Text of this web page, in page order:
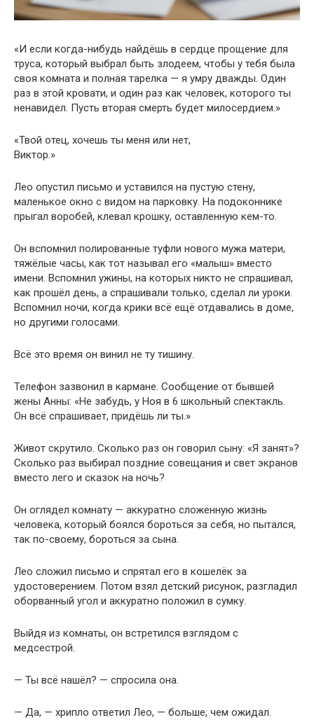
«И если когда-нибудь найдёшь в сердце прощение для
труса, который выбрал быть злодеем, чтобы у тебя была
своя комната и полная тарелка — я умру дважды. Один
раз в этой кровати, и один раз как человек, которого ты
ненавидел. Пусть вторая смерть будет милосердием.»
«Твой отец, хочешь ты меня или нет,
Виктор.»
Лео опустил письмо и уставился на пустую стену,
маленькое окно с видом на парковку. На подоконнике
прыгал воробей, клевал крошку, оставленную кем-то.
Он вспомнил полированные туфли нового мужа матери,
тяжёлые часы, как тот называл его «малыш» вместо
имени. Вспомнил ужины, на которых никто не спрашивал,
как прошёл день, а спрашивали только, сделал ли уроки.
Вспомнил ночи, когда крики всё ещё отдавались в доме,
но другими голосами.
Всё это время он винил не ту тишину.
Телефон зазвонил в кармане. Сообщение от бывшей
жены Анны: «Не забудь, у Ноя в 6 школьный спектакль.
Он всё спрашивает, придёшь ли ты.»
Живот скрутило. Сколько раз он говорил сыну: «Я занят»?
Сколько раз выбирал поздние совещания и свет экранов
вместо лего и сказок на ночь?
Он оглядел комнату — аккуратно сложенную жизнь
человека, который боялся бороться за себя, но пытался,
так по-своему, бороться за сына.
Лео сложил письмо и спрятал его в кошелёк за
удостоверением. Потом взял детский рисунок, разгладил
оборванный угол и аккуратно положил в сумку.
Выйдя из комнаты, он встретился взглядом с
медсестрой.
— Ты всё нашёл? — спросила она.
— Да, — хрипло ответил Лео, — больше, чем ожидал.